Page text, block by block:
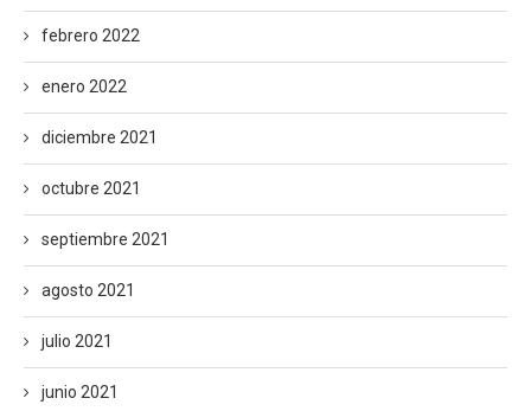
febrero 2022
enero 2022
diciembre 2021
octubre 2021
septiembre 2021
agosto 2021
julio 2021
junio 2021